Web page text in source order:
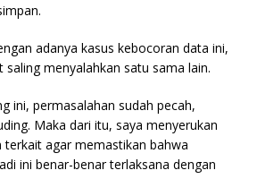
adanya kasus kebocoran data ini,
menyalahkan satu sama lain.
ini, permasalahan sudah pecah,
Maka dari itu, saya menyerukan
terkait agar memastikan bahwa
ini benar-benar terlaksana dengan